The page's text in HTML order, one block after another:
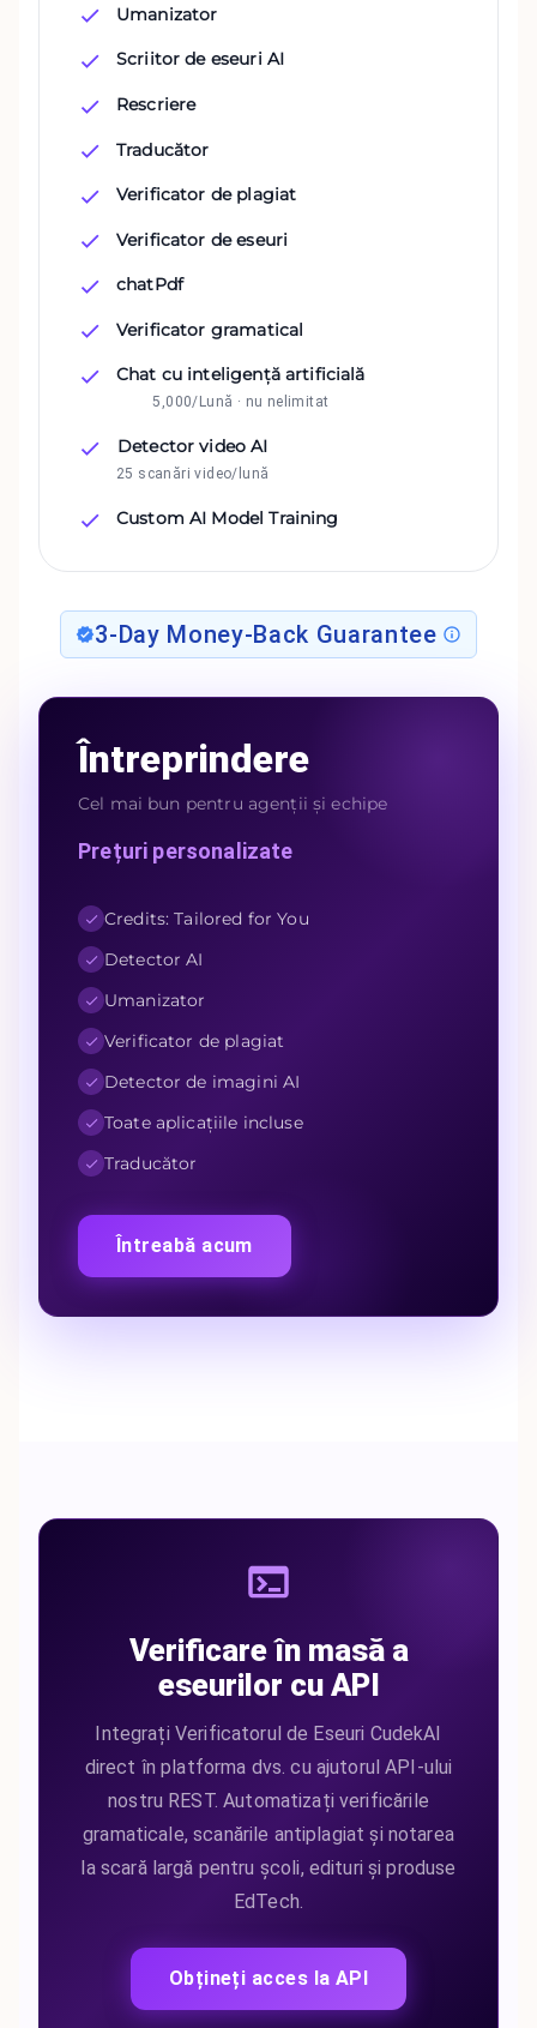
Umanizator
Scriitor de eseuri AI
Rescriere
Traducător
Verificator de plagiat
Verificator de eseuri
chatPdf
Verificator gramatical
Chat cu inteligență artificială
5,000/Lună · nu nelimitat
Detector video AI
25 scanări video/lună
Custom AI Model Training
3-Day Money-Back Guarantee
Întreprindere
Cel mai bun pentru agenții și echipe
Prețuri personalizate
Credits: Tailored for You
Detector AI
Umanizator
Verificator de plagiat
Detector de imagini AI
Toate aplicațiile incluse
Traducător
Întreabă acum
Verificare în masă a
eseurilor cu API
Integrați Verificatorul de Eseuri CudekAI
direct în platforma dvs. cu ajutorul API-ului
nostru REST. Automatizați verificările
gramaticale, scanările antiplagiat și notarea
la scară largă pentru școli, edituri și produse
EdTech.
Obțineți acces la API